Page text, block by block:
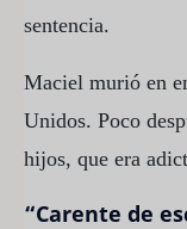
sentencia.
Maciel murió en
Unidos. Poco
hijos, que era
“Carente de